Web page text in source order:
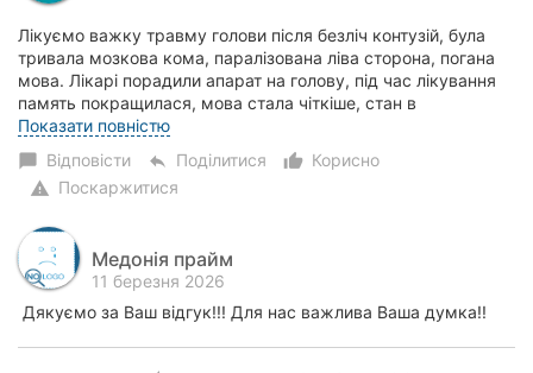
Лікуємо важку травму голови після безліч контузій, була
тривала мозкова кома, паралізована ліва сторона, погана
мова. Лікарі порадили апарат на голову, під час лікування
память покращилася, мова стала чіткіше, стан в
загальному став кращий. Дякую лік...
Показати повністю
chat_bubble Відповісти reply Поділитися thumb_up_alt
Корисно
warning Поскаржитися
Медонія прайм
11 березня 2026
Дякуємо за Ваш відгук!!! Для нас важлива Ваша думка!!